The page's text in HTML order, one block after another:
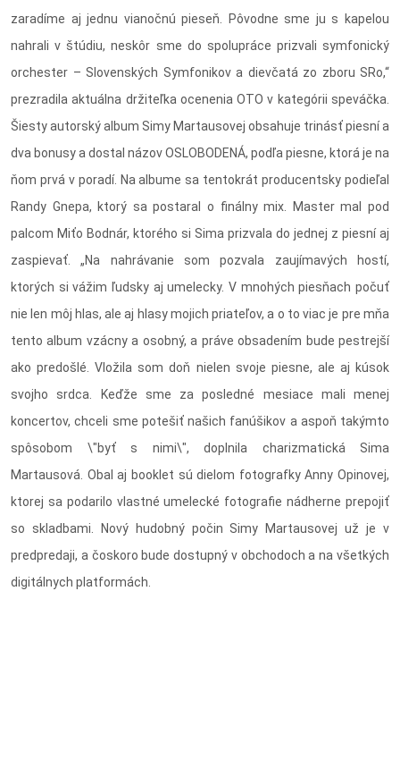
zaradíme aj jednu vianočnú pieseň. Pôvodne sme ju s kapelou
nahrali v štúdiu, neskôr sme do spolupráce prizvali symfonický
orchester – Slovenských Symfonikov a dievčatá zo zboru SRo,“
prezradila aktuálna držiteľka ocenenia OTO v kategórii speváčka.
Šiesty autorský album Simy Martausovej obsahuje trinásť piesní a
dva bonusy a dostal názov OSLOBODENÁ, podľa piesne, ktorá je na
ňom prvá v poradí. Na albume sa tentokrát producentsky podieľal
Randy Gnepa, ktorý sa postaral o finálny mix. Master mal pod
palcom Miťo Bodnár, ktorého si Sima prizvala do jednej z piesní aj
zaspievať. „Na nahrávanie som pozvala zaujímavých hostí,
ktorých si vážim ľudsky aj umelecky. V mnohých piesňach počuť
nie len môj hlas, ale aj hlasy mojich priateľov, a o to viac je pre mňa
tento album vzácny a osobný, a práve obsadením bude pestrejší
ako predošlé. Vložila som doň nielen svoje piesne, ale aj kúsok
svojho srdca. Keďže sme za posledné mesiace mali menej
koncertov, chceli sme potešiť našich fanúšikov a aspoň takýmto
spôsobom \"byť s nimi\", doplnila charizmatická Sima
Martausová. Obal aj booklet sú dielom fotografky Anny Opinovej,
ktorej sa podarilo vlastné umelecké fotografie nádherne prepojiť
so skladbami. Nový hudobný počin Simy Martausovej už je v
predpredaji, a čoskoro bude dostupný v obchodoch a na všetkých
digitálnych platformách.